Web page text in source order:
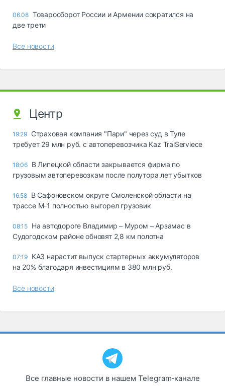
06.08 Товарооборот России и Армении сократился на
две трети
Все новости
Центр
19:29 Страховая компания "Пари" через суд в Туле
требует 29 млн руб. с автоперевозчика Kaz TralServiece
18:06 В Липецкой области закрывается фирма по
грузовым автоперевозкам после полутора лет убытков
16:58 В Сафоновском округе Смоленской области на
трассе М-1 полностью выгорел грузовик
08:15 На автодороге Владимир – Муром – Арзамас в
Судогодском районе обновят 2,8 км полотна
07:19 КАЗ нарастит выпуск стартерных аккумуляторов
на 20% благодаря инвестициям в 380 млн руб.
Все новости
Все главные новости в нашем Telegram‑канале